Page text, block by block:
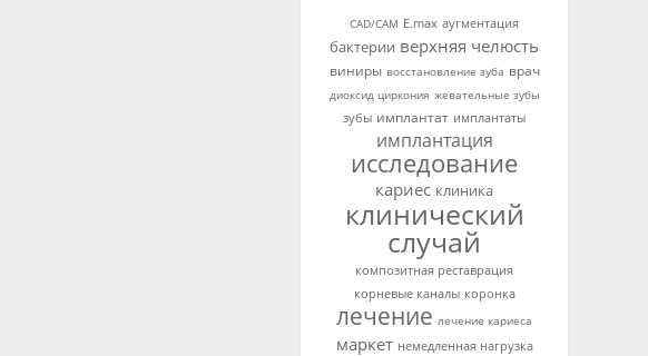
CAD/CAM E.max аугментация
бактерии верхняя челюсть
виниры восстановление зуба врач
диоксид циркония жевательные зубы
зубы имплантат имплантаты
имплантация
исследование
кариес клиника
клинический
случай
композитная реставрация
корневые каналы коронка
лечение лечение кариеса
маркет немедленная нагрузка